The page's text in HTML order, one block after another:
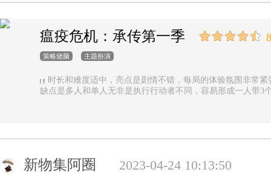
瘟疫危机：承传第一季
策略烧脑 主题扮演
时长和难度适中，亮点是剧情不错，每局的体验氛围非常
缺点是多人和单人无非是执行行动者不同，容易形成一人带3
新物集阿圈 2023-04-24 10:13:50